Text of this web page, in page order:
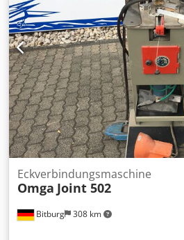
mm Sägeblattdurchmesser: 350 F
kW Drehzahl: 3.000 U/min
Schnitthöhe bei 90°: 102 mm
pneumatische Niederhalter: 2
Durchmesser: 80 mm Druckluft:
gesamt: 4.400 x 1.000 x 1.500 h
Bitburg 308 km
Eckverbindungsmaschine
Omga Joint 502